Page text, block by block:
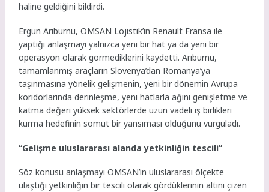
haline geldiğini bildirdi.
Ergun Arıburnu, OMSAN Lojistik’in Renault Fransa ile
yaptığı anlaşmayı yalnızca yeni bir hat ya da yeni bir
operasyon olarak görmediklerini kaydetti. Arıburnu,
tamamlanmış araçların Slovenya’dan Romanya’ya
taşınmasına yönelik gelişmenin, yeni bir dönemin Avrupa
koridorlarında derinleşme, yeni hatlarla ağını genişletme ve
katma değeri yüksek sektörlerde uzun vadeli iş birlikleri
kurma hedefinin somut bir yansıması olduğunu vurguladı.
“Gelişme uluslararası alanda yetkinliğin tescili”
Söz konusu anlaşmayı OMSAN’ın uluslararası ölçekte
ulaştığı yetkinliğin bir tescili olarak gördüklerinin altını çizen